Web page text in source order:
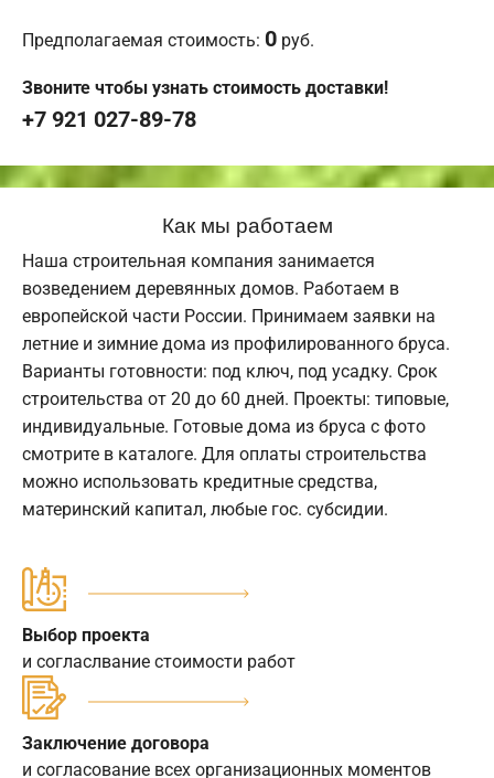
Предполагаемая стоимость: 0 руб.
Звоните чтобы узнать стоимость доставки!
+7 921 027-89-78
Как мы работаем
Наша строительная компания занимается
возведением деревянных домов. Работаем в
европейской части России. Принимаем заявки на
летние и зимние дома из профилированного бруса.
Варианты готовности: под ключ, под усадку. Срок
строительства от 20 до 60 дней. Проекты: типовые,
индивидуальные. Готовые дома из бруса с фото
смотрите в каталоге. Для оплаты строительства
можно использовать кредитные средства,
материнский капитал, любые гос. субсидии.
Выбор проекта
и согласлвание стоимости работ
Заключение договора
и согласование всех организационных моментов